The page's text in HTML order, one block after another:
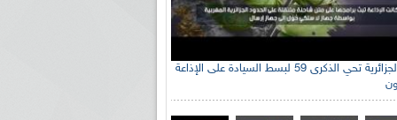
الإذاعة الجزائرية تحي الذكرى 59 لبسط السيادة على الإذاعة
الوطنية الجزائرية للتضامن مع الشعب
السيد سعيد العياشي